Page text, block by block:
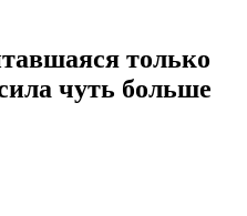
только
чуть больше